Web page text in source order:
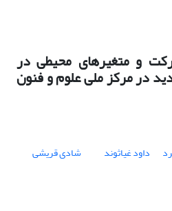
و متغیرهای محیطی در
در مرکز ملی علوم و فنون
داود غیاثوند
شادی قریشی